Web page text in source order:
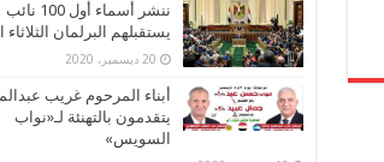
ننشر أسماء أول 100 نائب
يستقبلهم البرلمان الثلاثاء
20 ديسمبر، 2020
أبناء المرحوم غريب
يتقدمون بالتهنئة لـ«نواب
السويس»